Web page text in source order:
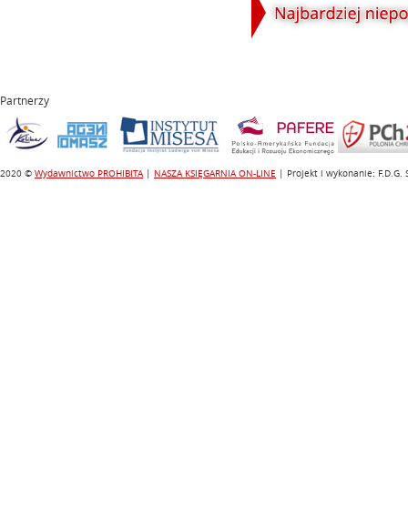
Partnerzy
2020 © Wydawnictwo PROHIBITA| NASZA KSIĘGARNIA ON-LINE | Projekt i wykonanie: F.D.G.